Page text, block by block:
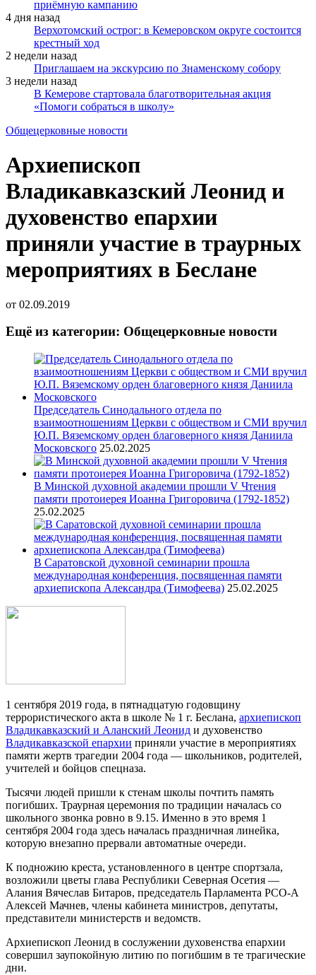
приёмную кампанию
4 дня назад
Верхотомский острог: в Кемеровском округе состоится
крестный ход
2 недели назад
Приглашаем на экскурсию по Знаменскому собору
3 недели назад
В Кемерове стартовала благотворительная акция
«Помоги собраться в школу»
Общецерковные новости
Архиепископ
Владикавказский Леонид и
духовенство епархии
приняли участие в траурных
мероприятиях в Беслане
от 02.09.2019
Ещё из категории: Общецерковные новости
Председатель Синодального отдела по
взаимоотношениям Церкви с обществом и СМИ вручил
Ю.П. Вяземскому орден благоверного князя Даниила
Московского 25.02.2025
В Минской духовной академии прошли V Чтения
памяти протоиерея Иоанна Григоровича (1792-1852)
25.02.2025
В Саратовской духовной семинарии прошла
международная конференция, посвященная памяти
архиепископа Александра (Тимофеева) 25.02.2025
1 сентября 2019 года, в пятнадцатую годовщину
террористического акта в школе № 1 г. Беслана, архиепископ
Владикавказский и Аланский Леонид и духовенство
Владикавказской епархии приняли участие в мероприятиях
памяти жертв трагедии 2004 года — школьников, родителей,
учителей и бойцов спецназа.
Тысячи людей пришли к стенам школы почтить память
погибших. Траурная церемония по традиции началась со
школьного звонка ровно в 9.15. Именно в это время 1
сентября 2004 года здесь началась праздничная линейка,
которую внезапно прервали автоматные очереди.
К подножию креста, установленного в центре спортзала,
возложили цветы глава Республики Северная Осетия —
Алания Вячеслав Битаров, председатель Парламента РСО-А
Алексей Мачнев, члены кабинета министров, депутаты,
представители министерств и ведомств.
Архиепископ Леонид в сослужении духовенства епархии
совершил заупокойную литию по погибшим в те трагические
дни.